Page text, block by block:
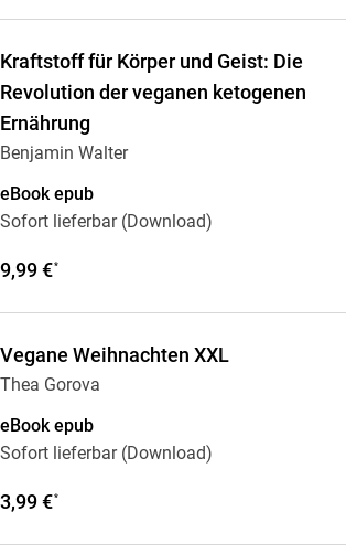
Kraftstoff für Körper und Geist: Die
Revolution der veganen ketogenen
Ernährung
Benjamin Walter
eBook epub
Sofort lieferbar (Download)
9,99 €*
Vegane Weihnachten XXL
Thea Gorova
eBook epub
Sofort lieferbar (Download)
3,99 €*